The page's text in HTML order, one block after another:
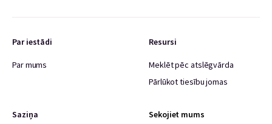
Par iestādi
Par mums
Resursi
Meklēt pēc atslēgvārda
Pārlūkot tiesību jomas
Saziņa Sekojiet mums